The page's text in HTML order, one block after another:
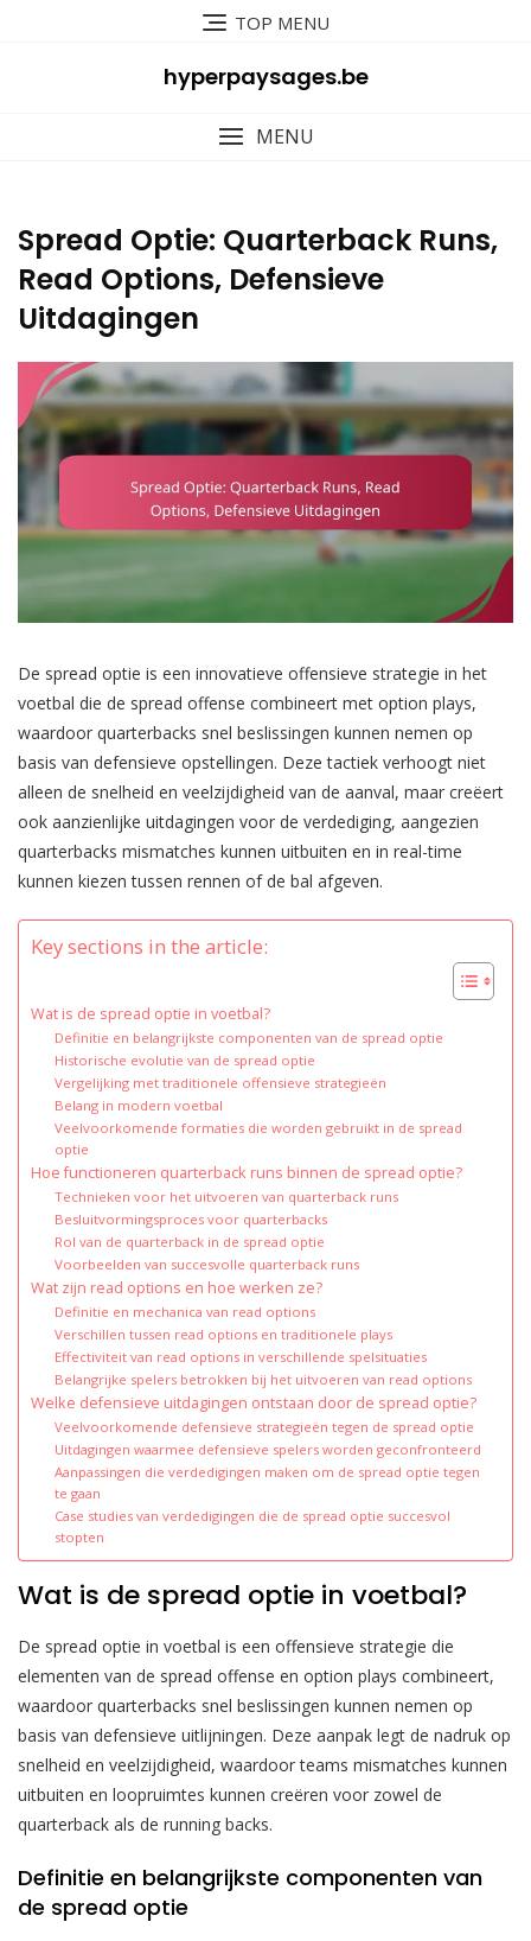
TOP MENU
hyperpaysages.be
MENU
Spread Optie: Quarterback Runs,
Read Options, Defensieve
Uitdagingen
De spread optie is een innovatieve offensieve strategie in het
voetbal die de spread offense combineert met option plays,
waardoor quarterbacks snel beslissingen kunnen nemen op
basis van defensieve opstellingen. Deze tactiek verhoogt niet
alleen de snelheid en veelzijdigheid van de aanval, maar creëert
ook aanzienlijke uitdagingen voor de verdediging, aangezien
quarterbacks mismatches kunnen uitbuiten en in real-time
kunnen kiezen tussen rennen of de bal afgeven.
Key sections in the article:
Wat is de spread optie in voetbal?
Definitie en belangrijkste componenten van de spread optie
Historische evolutie van de spread optie
Vergelijking met traditionele offensieve strategieën
Belang in modern voetbal
Veelvoorkomende formaties die worden gebruikt in de spread
optie
Hoe functioneren quarterback runs binnen de spread optie?
Technieken voor het uitvoeren van quarterback runs
Besluitvormingsproces voor quarterbacks
Rol van de quarterback in de spread optie
Voorbeelden van succesvolle quarterback runs
Wat zijn read options en hoe werken ze?
Definitie en mechanica van read options
Verschillen tussen read options en traditionele plays
Effectiviteit van read options in verschillende spelsituaties
Belangrijke spelers betrokken bij het uitvoeren van read options
Welke defensieve uitdagingen ontstaan door de spread optie?
Veelvoorkomende defensieve strategieën tegen de spread optie
Uitdagingen waarmee defensieve spelers worden geconfronteerd
Aanpassingen die verdedigingen maken om de spread optie tegen
te gaan
Case studies van verdedigingen die de spread optie succesvol
stopten
Wat is de spread optie in voetbal?
De spread optie in voetbal is een offensieve strategie die
elementen van de spread offense en option plays combineert,
waardoor quarterbacks snel beslissingen kunnen nemen op
basis van defensieve uitlijningen. Deze aanpak legt de nadruk op
snelheid en veelzijdigheid, waardoor teams mismatches kunnen
uitbuiten en loopruimtes kunnen creëren voor zowel de
quarterback als de running backs.
Definitie en belangrijkste componenten van
de spread optie